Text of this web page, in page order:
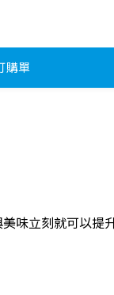
購單
味立刻就可以提